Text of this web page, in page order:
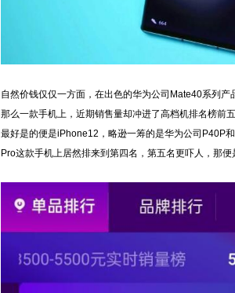
自然价钱仅仅一方面，在出色的华为公司Mate40系列
那么一款手机上，近期销售量却冲进了高档机排名榜前
最好是的便是iPhone12，略逊一筹的是华为公司P40P
Pro这款手机上居然排来到第四名，第五名更吓人，那便